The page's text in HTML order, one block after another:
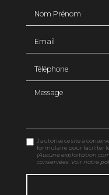
Message
J'autorise ce site à
formulaire pour faciliter
(Aucune exploitation
conservées. Voir notre